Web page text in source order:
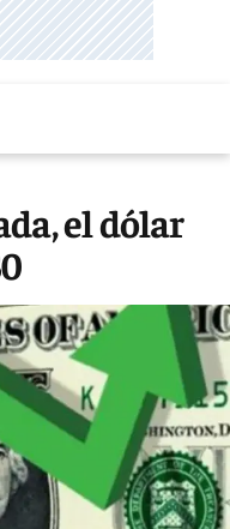
el dólar